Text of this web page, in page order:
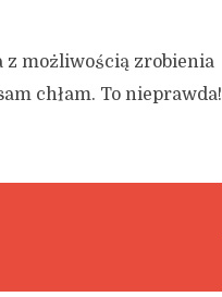
z możliwością zrobienia
chłam. To nieprawda!